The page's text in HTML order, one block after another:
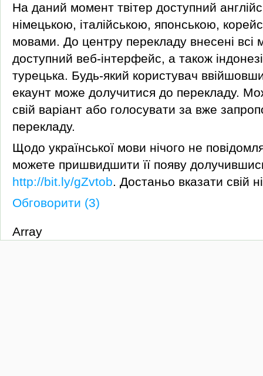
На даний момент твітер доступний
німецькою, італійською, японською,
мовами. До центру перекладу внесені всі
доступний веб-інтерфейс, а також
турецька. Будь-який користувач
екаунт може долучитися до перекладу.
свій варіант або голосувати за вже
перекладу.
Щодо української мови нічого не
можете пришвидшити її появу
http://bit.ly/gZvtob. Достаньо вказати свій
Обговорити (3)
Array